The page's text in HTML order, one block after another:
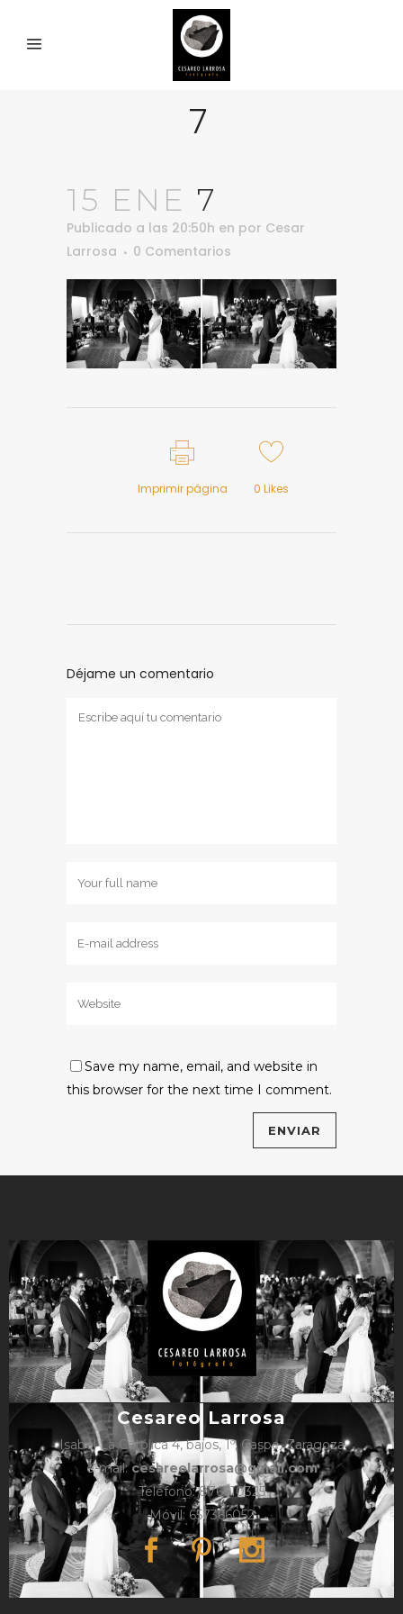
7
15 ENE 7
Publicado a las 20:50h en por Cesar
Larrosa
0 Comentarios
Imprimir página 0 Likes
Déjame un comentario
Save my name, email, and website in
this browser for the next time I comment.
Cesareo Larrosa
Isabel La Católica 4, bajos, 1º, Caspe, Zaragoza
e-mail:cesareolarrosa@gmail.com
Teléfono: 876610325
Móvil: 657366052